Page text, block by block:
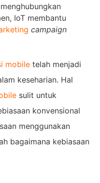
IoT membantu
campaign
mobiletelah menjadi
keseharian. Hal
sulit untuk
konvensional
menggunakan
bagaimana kebiasaan